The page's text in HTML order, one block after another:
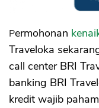
Permohonan
Traveloka
call center BRI
banking BRI
kredit wajib